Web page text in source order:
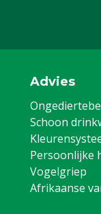
Advies
Schoon
Persoonlijke
Vogelgriep
Afrikaanse